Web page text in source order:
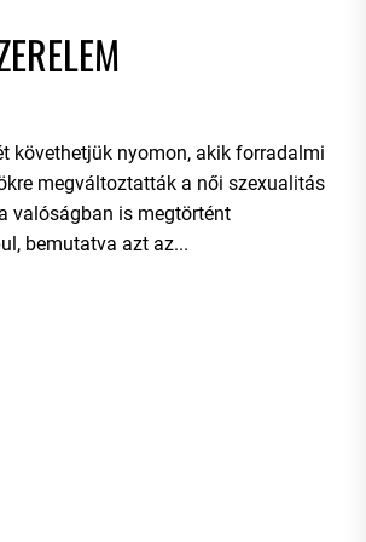
követhetjük nyomon, akik forradalmi
megváltoztatták a női szexualitás
valóságban is megtörtént
bemutatva azt az...